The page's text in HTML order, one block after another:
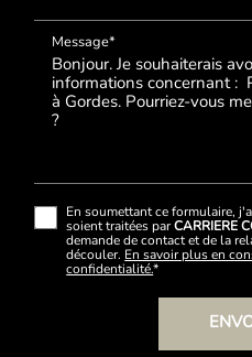
Message*
En soumettant ce formulaire,
soient traitées parCARRIERE
demande de contact et de la
découler. En savoir plus en
confidentialité.*